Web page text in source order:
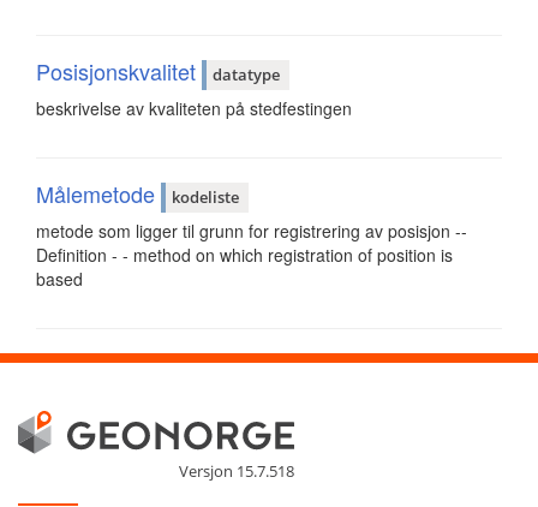
Posisjonskvalitet datatype
beskrivelse av kvaliteten på stedfestingen
Målemetode kodeliste
metode som ligger til grunn for registrering av posisjon --
Definition - - method on which registration of position is
based